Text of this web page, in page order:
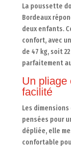
La poussette
Bordeaux
deux enfants.
confort, avec
de 47 kg, soit
parfaitement
Un pliage
facilité
Les
pensées pour
dépliée, elle
confortable